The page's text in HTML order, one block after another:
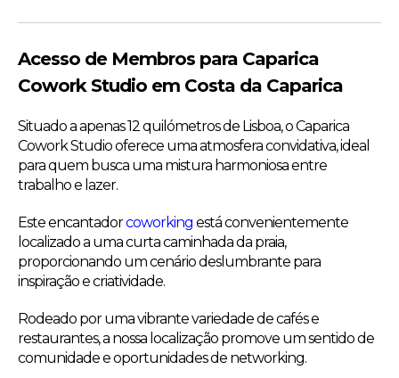
Acesso de Membros para Caparica
Cowork Studio em Costa da Caparica
Situado a apenas 12 quilómetros de Lisboa, o Caparica
Cowork Studio oferece uma atmosfera convidativa, ideal
para quem busca uma mistura harmoniosa entre
trabalho e lazer.
Este encantadorcoworking está convenientemente
localizado a uma curta caminhada da praia,
proporcionando um cenário deslumbrante para
inspiração e criatividade.
Rodeado por uma vibrante variedade de cafés e
restaurantes, a nossa localização promove um sentido de
comunidade e oportunidades de networking.